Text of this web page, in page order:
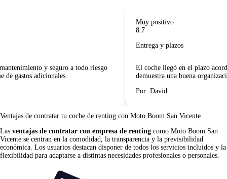
y seguro a todo riesgo
gastos adicionales.
Muy positivo
8.7
Entrega y plazos
El coche llegó en el plazo
demuestra una buena
Por: David
Ventajas de contratar tu coche de renting con Moto Boom San Vicente
Las ventajas de contratar con empresa de renting como Moto Boom San
Vicente se centran en la comodidad, la transparencia y la previsibilidad
económica. Los usuarios destacan disponer de todos los servicios incluidos y la
flexibilidad para adaptarse a distintas necesidades profesionales o personales.